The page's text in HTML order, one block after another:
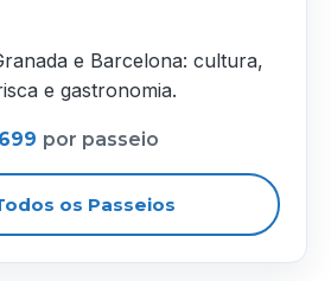
e Barcelona: cultura,
e gastronomia.
por passeio
os Passeios